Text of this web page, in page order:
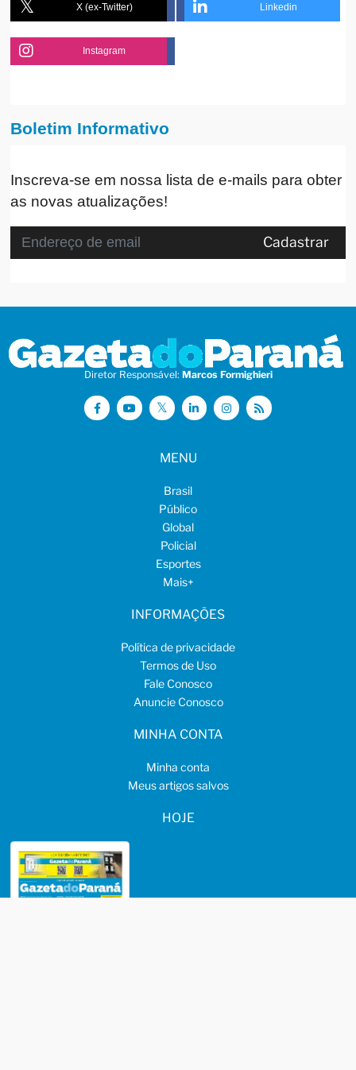
X (ex-Twitter) Linkedin
Instagram
Boletim Informativo
Inscreva-se em nossa lista de e-mails para obter
as novas atualizações!
Cadastrar
Diretor Responsável: Marcos Formighieri
MENU
Brasil
Público
Global
Policial
Esportes
Mais+
INFORMAÇÕES
Política de privacidade
Termos de Uso
Fale Conosco
Anuncie Conosco
MINHA CONTA
Minha conta
Meus artigos salvos
HOJE